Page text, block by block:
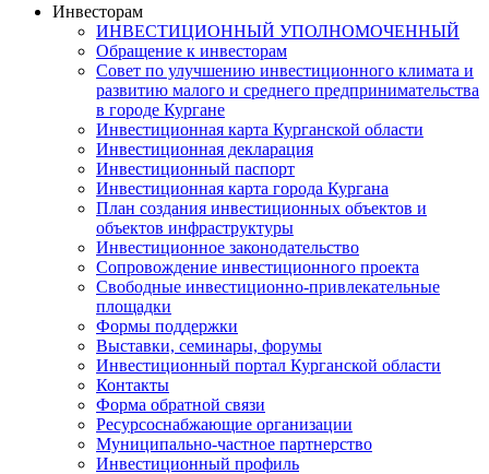
Инвесторам
ИНВЕСТИЦИОННЫЙ УПОЛНОМОЧЕННЫЙ
Обращение к инвесторам
Совет по улучшению инвестиционного климата и
развитию малого и среднего предпринимательства
в городе Кургане
Инвестиционная карта Курганской области
Инвестиционная декларация
Инвестиционный паспорт
Инвестиционная карта города Кургана
План создания инвестиционных объектов и
объектов инфраструктуры
Инвестиционное законодательство
Сопровождение инвестиционного проекта
Свободные инвестиционно-привлекательные
площадки
Формы поддержки
Выставки, семинары, форумы
Инвестиционный портал Курганской области
Контакты
Форма обратной связи
Ресурсоснабжающие организации
Муниципально-частное партнерство
Инвестиционный профиль